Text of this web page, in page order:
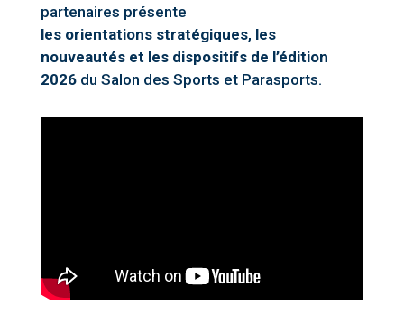
partenaires présente
les orientations stratégiques, les
nouveautés et les dispositifs de l’édition
2026 du Salon des Sports et Parasports.